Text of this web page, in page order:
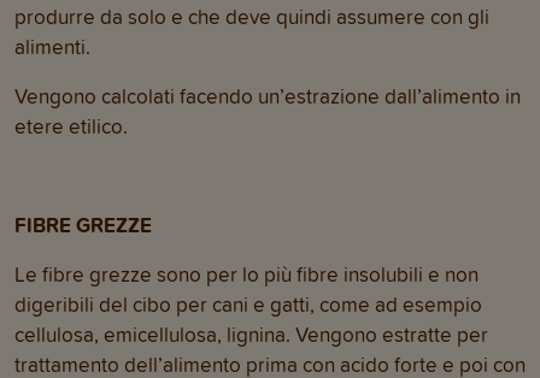
produrre da solo e che deve quindi assumere con gli
alimenti.
Vengono calcolati facendo un’estrazione dall’alimento in
etere etilico.
FIBRE GREZZE
Le fibre grezze sono per lo più fibre insolubili e non
digeribili del cibo per cani e gatti, come ad esempio
cellulosa, emicellulosa, lignina. Vengono estratte per
trattamento dell’alimento prima con acido forte e poi con